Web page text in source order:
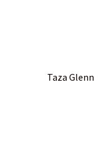
Taza Glenn